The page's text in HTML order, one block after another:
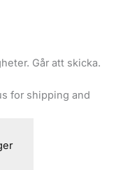
Går att skicka.
for shipping and